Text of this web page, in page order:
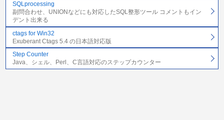
SQLprocessing
副問合わせ、UNIONなどにも対応したSQL整形ツール コメントもイン
デント出来る
ctags for Win32
Exuberant Ctags 5.4 の日本語対応版
Step Counter
Java、シェル、Perl、C言語対応のステップカウンター